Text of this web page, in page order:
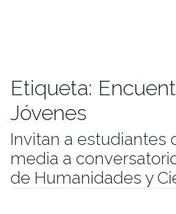
Etiqueta:
Jóvenes
Invitan a estudiantes
media a
de Humanidades y